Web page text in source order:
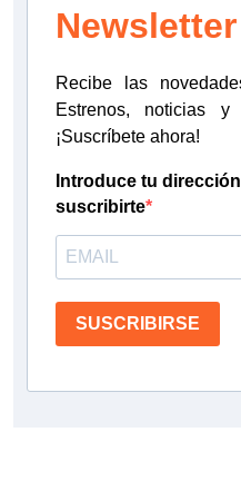
Recibe las
Estrenos, noticias y
¡Suscríbete ahora!
Introduce tu
suscribirte
SUSCRIBIRSE